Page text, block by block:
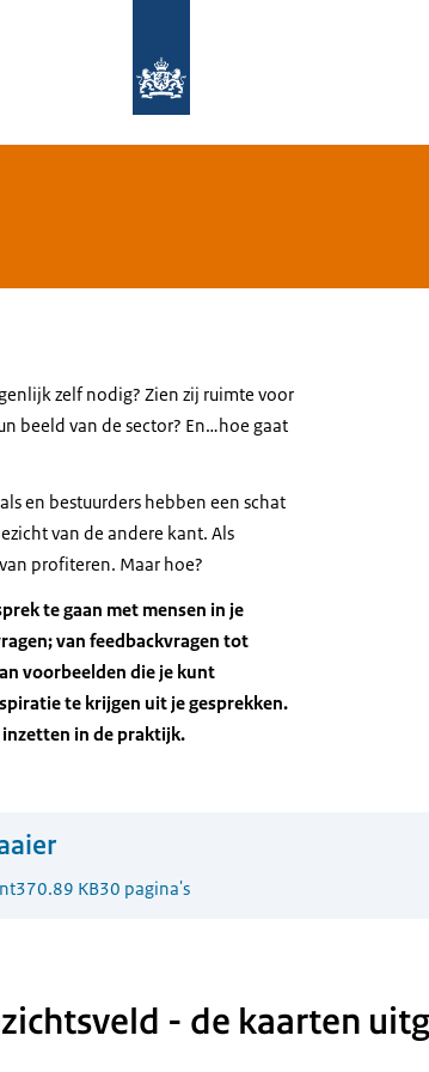
zelf nodig? Zien zij ruimte voor
beeld van de sector? En…hoe gaat
en bestuurders hebben een schat
van de andere kant. Als
profiteren. Maar hoe?
te gaan met mensen in je
van feedbackvragen tot
voorbeelden die je kunt
te krijgen uit je gesprekken.
in de praktijk.
370.89 KB30 pagina's
- de kaarten